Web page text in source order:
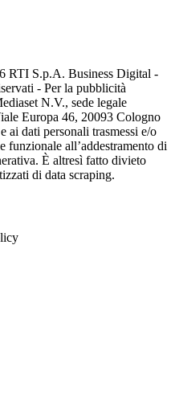
RTI S.p.A. Business Digital -
- Per la pubblicità
N.V., sede legale
Europa 46, 20093 Cologno
ai dati personali trasmessi e/o
all’addestramento di
È altresì fatto divieto
di data scraping.